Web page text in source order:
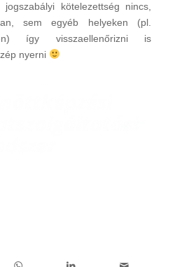
kötelezettség nincs,
sem egyéb helyeken (pl.
így visszaellenőrizni is
nyerni